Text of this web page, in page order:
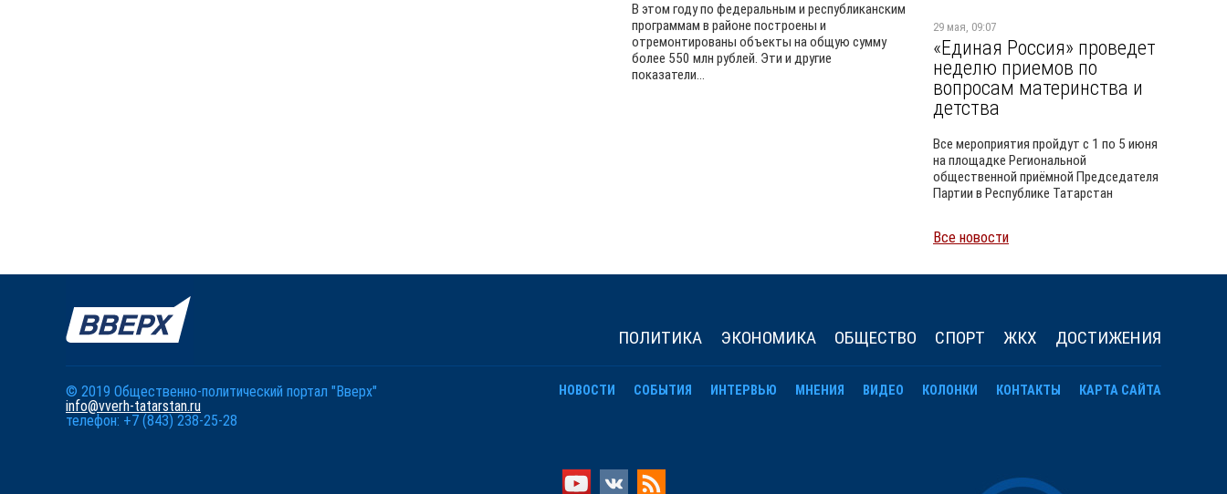
В этом году по федеральным и республиканским
программам в районе построены и
отремонтированы объекты на общую сумму
более 550 млн рублей. Эти и другие
показатели...
29 мая, 09:07
«Единая Россия» проведет
неделю приемов по
вопросам материнства и
детства
Все мероприятия пройдут с 1 по 5 июня
на площадке Региональной
общественной приёмной Председателя
Партии в Республике Татарстан
Все новости
ДОСТИЖЕНИЯ
ЖКХ
СПОРТ
ОБЩЕСТВО
ЭКОНОМИКА
ПОЛИТИКА
© 2019 Общественно-политический портал "Вверх"
info@vverh-tatarstan.ru
телефон: +7 (843) 238-25-28
НОВОСТИ СОБЫТИЯ ИНТЕРВЬЮ МНЕНИЯ ВИДЕО КОЛОНКИ КОНТАКТЫ КАРТА САЙТА